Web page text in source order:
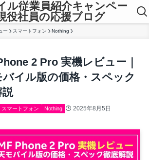
ル従業員紹介キャンペー
役社員の応援ブログ
ー スマートフォン Nothing
2 Pro 実機レビュー｜
バイル版の価格・スペック
説
スマートフォン Nothing 2025年8月5日